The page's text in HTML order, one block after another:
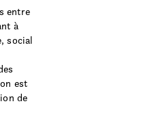
entre
à
social
est
de